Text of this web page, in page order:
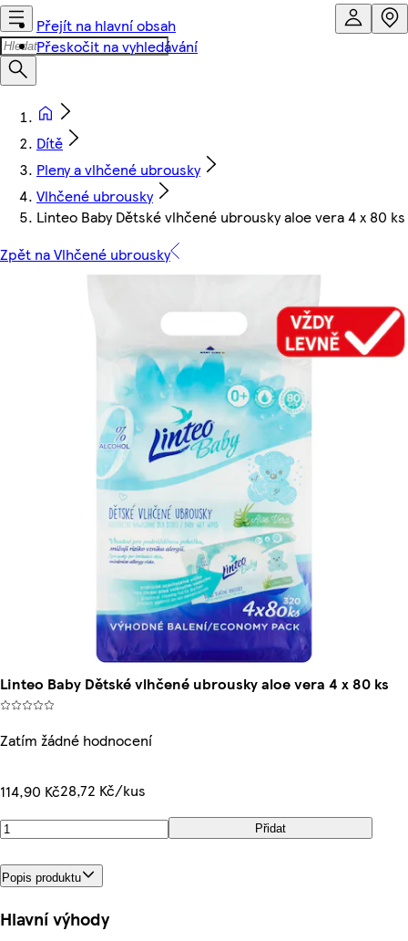
Přejít na hlavní obsah
Přeskočit na vyhledávání
Dítě
Pleny a vlhčené ubrousky
Vlhčené ubrousky
Linteo Baby Dětské vlhčené ubrousky aloe vera 4 x 80 ks
Zpět na Vlhčené ubrousky
Linteo Baby Dětské vlhčené ubrousky aloe vera 4 x 80 ks
Zatím žádné hodnocení
114,90 Kč28,72 Kč/kus
Přidat
Popis produktu
Hlavní výhody